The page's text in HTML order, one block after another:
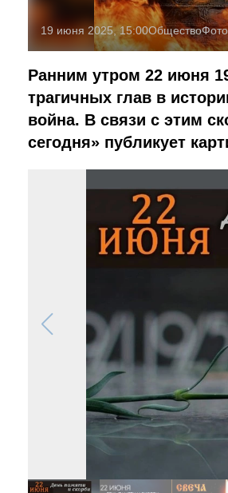
19 июня 2025, 15:00Общество
Ранним утром 22 июня
трагичных глав в
война. В связи с этим
сегодня» публикует